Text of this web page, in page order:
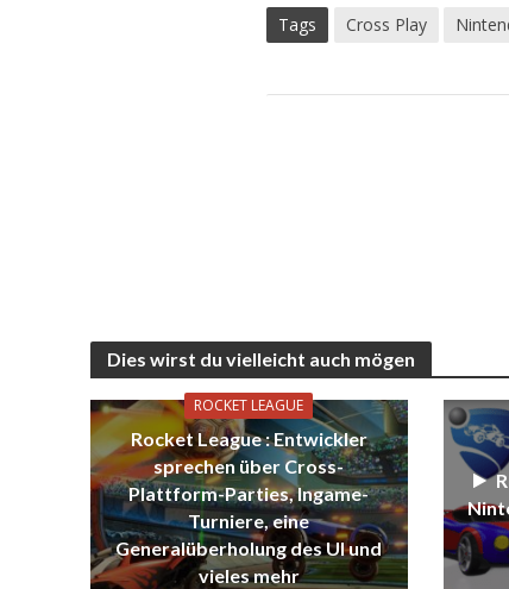
Tags Cross Play
Dies wirst du vielleicht auch mögen
ROCKET LEAGUE
Rocket League : Entwickler
sprechen über Cross-
Plattform-Parties, Ingame-
Turniere, eine
Generalüberholung des UI und
vieles mehr